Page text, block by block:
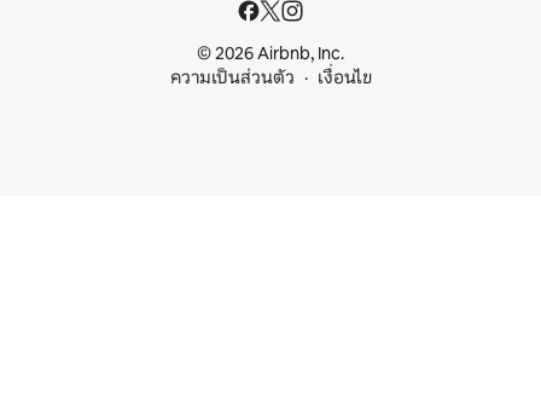
© 2026 Airbnb, Inc.
ความเป็นส่วนตัว
เงื่อนไข